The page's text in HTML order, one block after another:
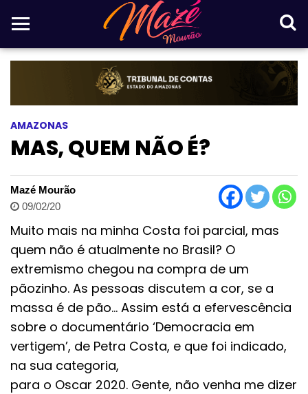
AMAZONAS
MAS, QUEM NÃO É?
Mazé Mourão
09/02/20
Muito mais na minha Costa foi parcial, mas
quem não é atualmente no Brasil? O
extremismo chegou na compra de um
pãozinho. As pessoas discutem a cor, se a
massa é de pão… Assim está a efervescência
sobre o documentário ‘Democracia em
vertigem’, de Petra Costa, e que foi indicado,
na sua categoria,
para o Oscar 2020. Gente, não venha me dizer